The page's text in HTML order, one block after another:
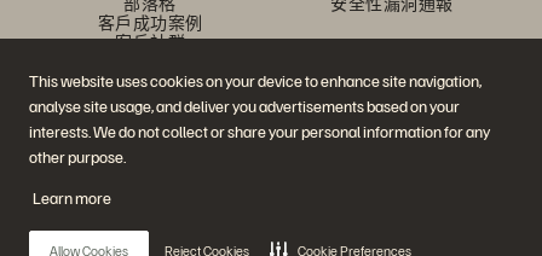
This website uses cookies on your device to enhance site navigation,
analyse site usage, and deliver you advertisements based on your
interests. We do not collect or share your personal information for any
other purpose.
Learn more
Allow Cookies Reject Cookies Cookie Preferences
客戶成功案例
客戶社群
加入討論